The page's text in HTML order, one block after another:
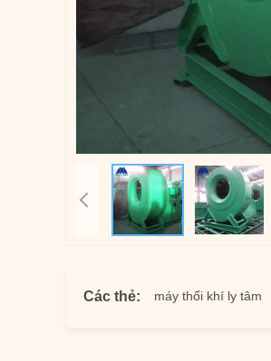
Các thẻ:máy thổi khí ly tâm